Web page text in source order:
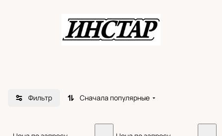
Фильтр Сначала популярные